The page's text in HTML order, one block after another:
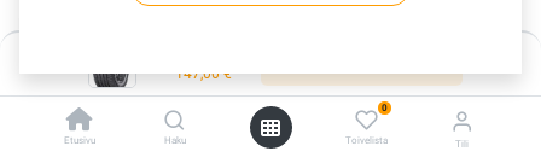
147,00€
Etusivu Haku
0
Toivelista Tili